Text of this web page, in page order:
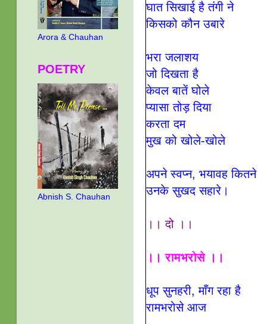
घात सिखाई है तंगी ने
किसको कौन उबारे
भरा जलाशय
जो दिखता है
केवल बातें घोले
प्यासा तोड़ दिया
करता दम
मुख को खोले-खोले
अपने स्वप्न, भयावह कितने
उनके सुखद सहारे।
।। दो ।।
।। रामभरोसे ।।
धूप सुनहरी, माँग रहा है
रामभरोसे आज
Arora & Chauhan
POETRY
Abnish S. Chauhan